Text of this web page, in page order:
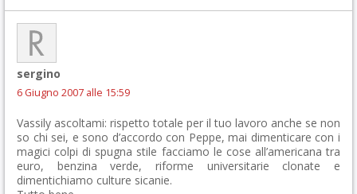
sergino
6 Giugno 2007 alle 15:59
Vassily ascoltami: rispetto totale per il tuo lavoro anche se non
so chi sei, e sono d’accordo con Peppe, mai dimenticare con i
magici colpi di spugna stile facciamo le cose all’americana tra
euro, benzina verde, riforme universitarie clonate e
dimentichiamo culture sicanie.